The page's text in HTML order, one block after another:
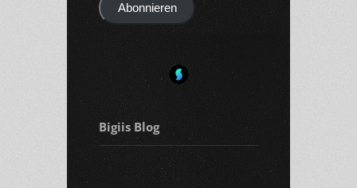
AdresseAbonnieren
Bigiis Blog